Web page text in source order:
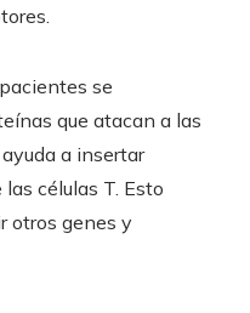
se
que atacan a las
a insertar
células T. Esto
otros genes y